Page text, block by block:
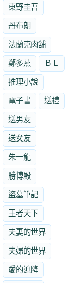
東野圭吾
丹布朗
法蘭克肉舖
鄭多燕 ＢＬ
推理小說
電子書 送禮
送男友
送女友
朱一龍
勝博殿
盜墓筆記
王者天下
夫妻的世界
夫婦的世界
愛的迫降